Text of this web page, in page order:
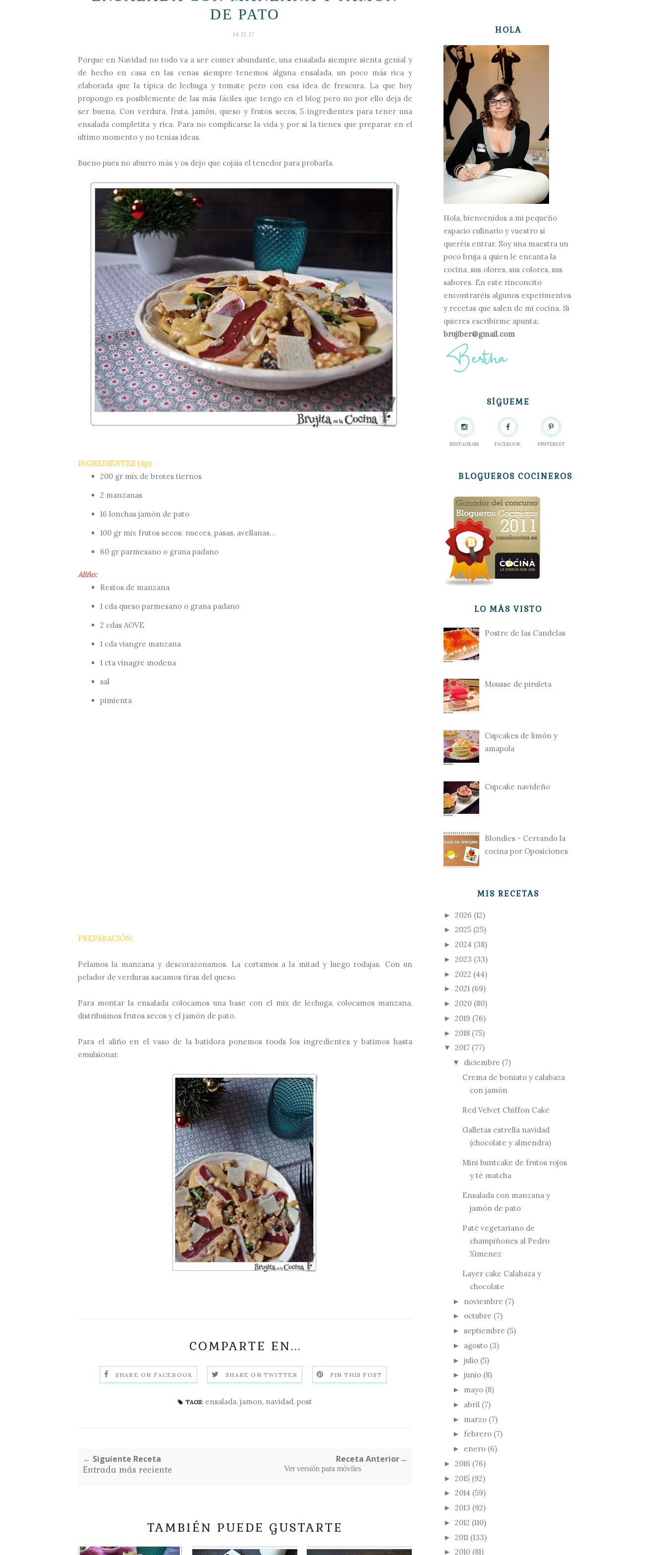
DE PATO
14.12.17
Porque en Navidad no todo va a ser comer abundante, una ensalada siempre sienta genial y
de hecho en casa en las cenas siempre tenemos alguna ensalada, un poco más rica y
elaborada que la típica de lechuga y tomate pero con esa idea de frescura. La que hoy
propongo es posiblemente de las más fáciles que tengo en el blog pero no por ello deja de
ser buena. Con verdura, fruta, jamón, queso y frutos secos, 5 ingredientes para tener una
ensalada completita y rica. Para no complicarse la vida y por si la tienes que preparar en el
ultimo momento y no tenias ideas.
Bueno pues no aburro más y os dejo que cojáis el tenedor para probarla.
INGREDIENTES (4p):
200 gr mix de brotes tiernos
2 manzanas
16 lonchas jamón de pato
100 gr mix frutos secos: nueces, pasas, avellanas...
60 gr parmesano o grana padano
Aliño:
Restos de manzana
1 cda queso parmesano o grana padano
2 cdas AOVE
1 cda viangre manzana
1 cta vinagre modena
sal
pimienta
PREPARACIÓN:
Pelamos la manzana y descorazonamos. La cortamos a la mitad y luego rodajas. Con un
pelador de verduras sacamos tiras del queso.
Para montar la ensalada colocamos una base con el mix de lechuga, colocamos manzana,
distribuimos frutos secos y el jamón de pato.
Para el aliño en el vaso de la batidora ponemos toods los ingredientes y batimos hasta
emulsionar.
COMPARTE EN...
SHARE ON FACEBOOK SHARE ON TWITTER PIN THIS POST
TAGS: ensalada, jamon, navidad, post
← Siguiente Receta
Entrada más reciente
Receta Anterior→
Ver versión para móviles
TAMBIÉN PUEDE GUSTARTE
HOLA
Hola, bienvenidos a mi pequeño
espacio culinario y vuestro si
queréis entrar. Soy una maestra un
poco bruja a quien le encanta la
cocina, sus olores, sus colores, sus
sabores. En este rinconcito
encontraréis algunos experimentos
y recetas que salen de mi cocina. Si
quieres escribirme apunta:
brujiber@gmail.com
SÍGUEME
INSTAGRAM FACEBOOK PINTEREST
BLOGUEROS COCINEROS
LO MÁS VISTO
Postre de las Candelas
Mousse de piruleta
Cupcakes de limón y
amapola
Cupcake navideño
Blondies - Cerrando la
cocina por Oposiciones
MIS RECETAS
► 2026 (12)
► 2025 (25)
► 2024 (38)
► 2023 (33)
► 2022 (44)
► 2021 (69)
► 2020 (80)
► 2019 (76)
► 2018 (75)
▼ 2017 (77)
▼ diciembre (7)
Crema de boniato y calabaza
con jamón
Red Velvet Chiffon Cake
Galletas estrella navidad
(chocolate y almendra)
Mini buntcake de frutos rojos
y té matcha
Ensalada con manzana y
jamón de pato
Paté vegetariano de
champiñones al Pedro
Ximenez
Layer cake Calabaza y
chocolate
► noviembre (7)
► octubre (7)
► septiembre (5)
► agosto (3)
► julio (5)
► junio (8)
► mayo (8)
► abril (7)
► marzo (7)
► febrero (7)
► enero (6)
► 2016 (76)
► 2015 (92)
► 2014 (59)
► 2013 (92)
► 2012 (110)
► 2011 (133)
► 2010 (81)